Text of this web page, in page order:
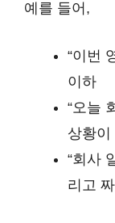
예를 들어,
“이번
이하
“오늘
상황이
“회사
리고